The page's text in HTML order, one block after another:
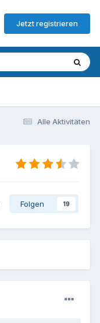
Jetzt registrieren
Alle Aktivitäten
Folgen 19